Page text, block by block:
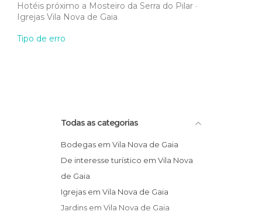
Hotéis próximo a Mosteiro da Serra do Pilar
Igrejas Vila Nova de Gaia
Tipo de erro
Todas as categorias
Bodegas em Vila Nova de Gaia
De interesse turístico em Vila Nova
de Gaia
Igrejas em Vila Nova de Gaia
Jardins em Vila Nova de Gaia